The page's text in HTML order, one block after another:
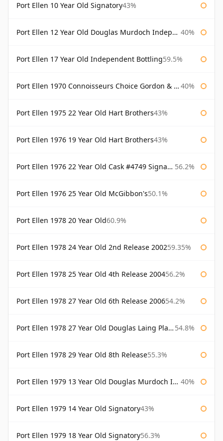
Port Ellen 10 Year Old Signatory43%
Port Ellen 12 Year Old Douglas Murdoch Independent Bottling 40%
Port Ellen 17 Year Old Independent Bottling59.5%
Port Ellen 1970 Connoisseurs Choice Gordon & Macphail 40%
Port Ellen 1975 22 Year Old Hart Brothers43%
Port Ellen 1976 19 Year Old Hart Brothers43%
Port Ellen 1976 22 Year Old Cask #4749 Signatory 56.2%
Port Ellen 1976 25 Year Old McGibbon's50.1%
Port Ellen 1978 20 Year Old60.9%
Port Ellen 1978 24 Year Old 2nd Release 200259.35%
Port Ellen 1978 25 Year Old 4th Release 200456.2%
Port Ellen 1978 27 Year Old 6th Release 200654.2%
Port Ellen 1978 27 Year Old Douglas Laing Platinum Selection 54.8%
Port Ellen 1978 29 Year Old 8th Release55.3%
Port Ellen 1979 13 Year Old Douglas Murdoch Independent Bottling 40%
Port Ellen 1979 14 Year Old Signatory43%
Port Ellen 1979 18 Year Old Signatory56.3%